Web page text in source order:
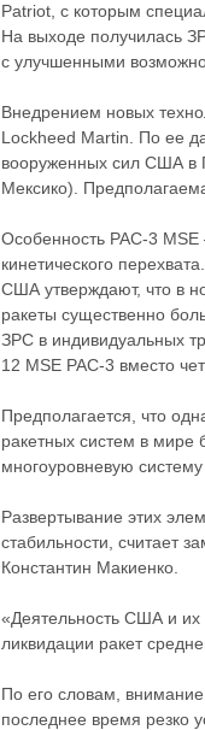
Patriot, с которым
На выходе получилась
с улучшенными
Внедрением новых
Lockheed Martin. По ее
вооруженных сил США в
Мексико).
Особенность РАС-3
кинетического
США утверждают, что в
ракеты существенно
ЗРС в индивидуальных
12 MSE PAC-3 вместо
Предполагается, что
ракетных систем в мире
многоуровневую
Развертывание этих
стабильности, считает
Константин Макиенко.
«Деятельность США и
ликвидации ракет
По его словам,
последнее время резко